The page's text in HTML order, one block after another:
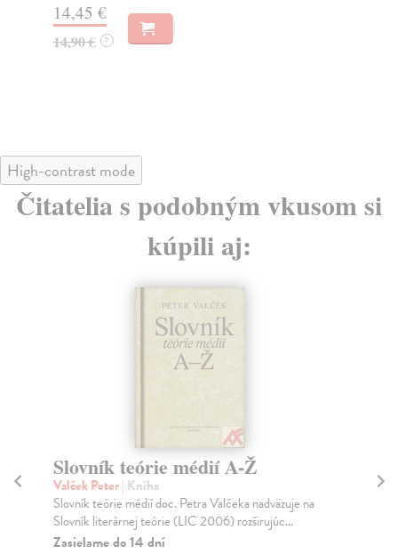
14,45 €
14,90 € ?
High-contrast mode
Čitatelia s podobným vkusom si
kúpili aj:
Slovník teórie médií A-Ž
Valček Peter| Kniha
Slovník teórie médií doc. Petra Valčeka nadväzuje na
Slovník literárnej teórie (LIC 2006) rozširujúc...
Zasielame do 14 dní